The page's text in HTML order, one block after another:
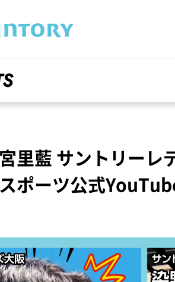
里藍 サントリーレ
ポーツ公式